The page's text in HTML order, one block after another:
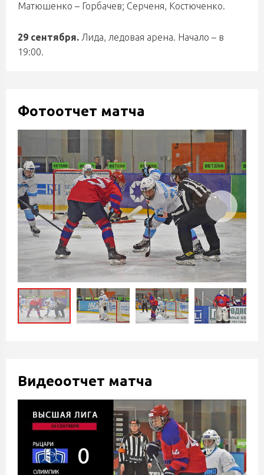
Матюшенко – Горбачев; Серченя, Костюченко.
29 сентября. Лида, ледовая арена. Начало – в
19:00.
Фотоотчет матча
Видеоотчет матча